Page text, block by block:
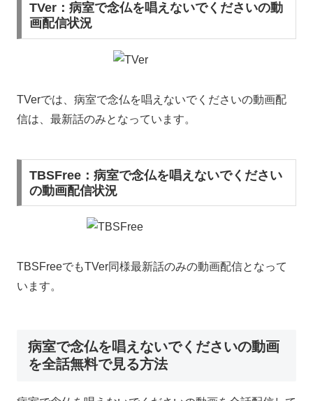
TVer：病室で念仏を唱えないでくださいの動
画配信状況
TVerでは、病室で念仏を唱えないでくださいの動画配
信は、最新話のみとなっています。
TBSFree：病室で念仏を唱えないでください
の動画配信状況
TBSFreeでもTVer同様最新話のみの動画配信となって
います。
病室で念仏を唱えないでくださいの動画
を全話無料で見る方法